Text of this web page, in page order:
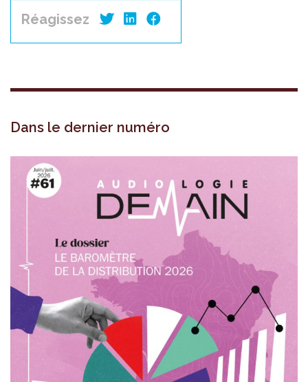
Réagissez
Dans le dernier numéro